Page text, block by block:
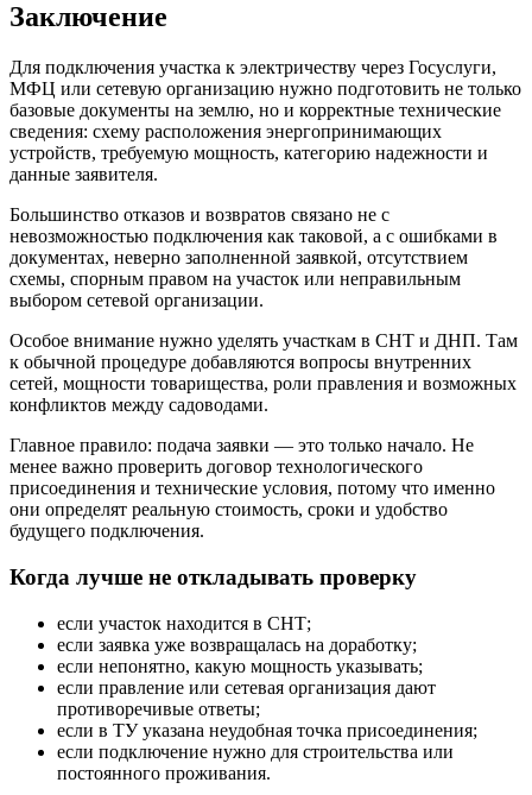
Заключение
Для подключения участка к электричеству через Госуслуги,
МФЦ или сетевую организацию нужно подготовить не только
базовые документы на землю, но и корректные технические
сведения: схему расположения энергопринимающих
устройств, требуемую мощность, категорию надежности и
данные заявителя.
Большинство отказов и возвратов связано не с
невозможностью подключения как таковой, а с ошибками в
документах, неверно заполненной заявкой, отсутствием
схемы, спорным правом на участок или неправильным
выбором сетевой организации.
Особое внимание нужно уделять участкам в СНТ и ДНП. Там
к обычной процедуре добавляются вопросы внутренних
сетей, мощности товарищества, роли правления и возможных
конфликтов между садоводами.
Главное правило: подача заявки — это только начало. Не
менее важно проверить договор технологического
присоединения и технические условия, потому что именно
они определят реальную стоимость, сроки и удобство
будущего подключения.
Когда лучше не откладывать проверку
если участок находится в СНТ;
если заявка уже возвращалась на доработку;
если непонятно, какую мощность указывать;
если правление или сетевая организация дают
противоречивые ответы;
если в ТУ указана неудобная точка присоединения;
если подключение нужно для строительства или
постоянного проживания.